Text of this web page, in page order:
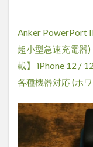
Anker PowerPort
超小型急速充電器
載】 iPhone 12 /
各種機器対応 (ホ